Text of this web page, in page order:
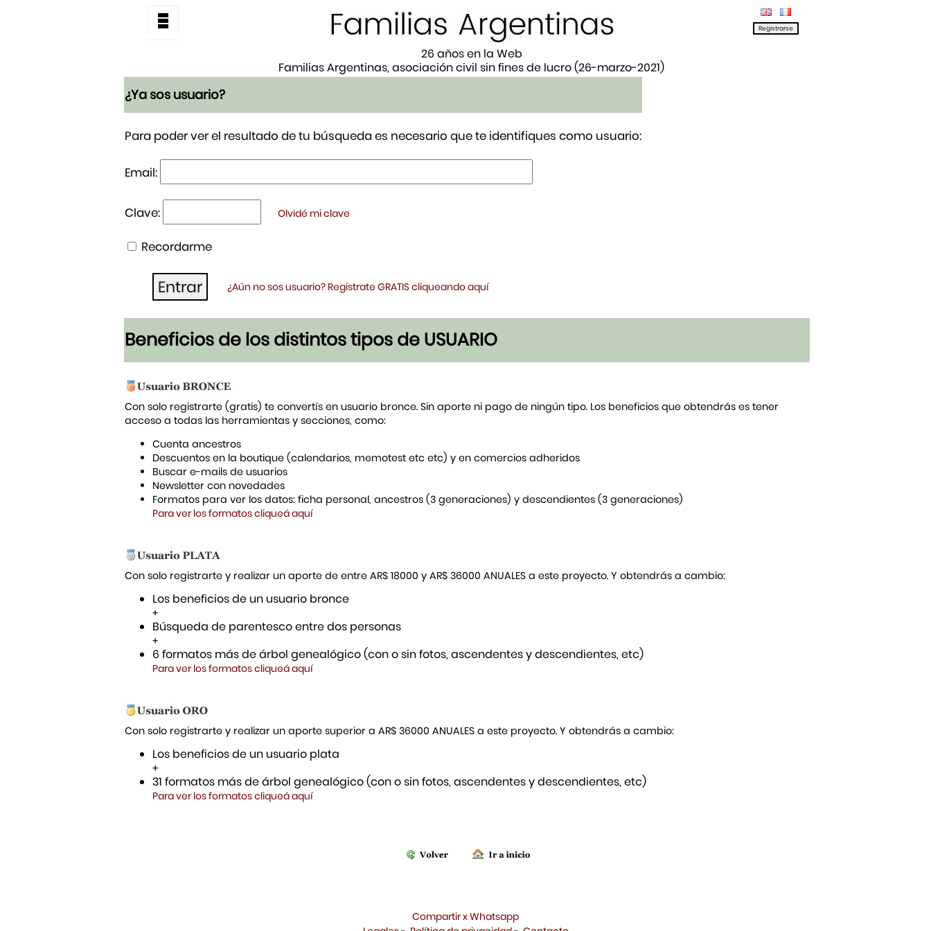
26 años en la Web
Familias Argentinas, asociación civil sin fines de lucro (26-marzo-2021)
¿Ya sos usuario?
Para poder ver el resultado de tu búsqueda es necesario que te identifiques como usuario:
Email:
Clave: Olvidé mi clave
Recordarme
¿Aún no sos usuario? Registrate GRATIS cliqueando aquí
Beneficios de los distintos tipos de USUARIO
Con solo registrarte (gratis) te convertís en usuario bronce. Sin aporte ni pago de ningún tipo. Los beneficios que obtendrás es tener
acceso a todas las herramientas y secciones, como:
Cuenta ancestros
Descuentos en la boutique (calendarios, memotest etc etc) y en comercios adheridos
Buscar e-mails de usuarios
Newsletter con novedades
Formatos para ver los datos: ficha personal, ancestros (3 generaciones) y descendientes (3 generaciones)
Para ver los formatos cliqueá aquí
Con solo registrarte y realizar un aporte de entre AR$ 18000 y AR$ 36000 ANUALES a este proyecto. Y obtendrás a cambio:
Los beneficios de un usuario bronce
+
Búsqueda de parentesco entre dos personas
+
6 formatos más de árbol genealógico (con o sin fotos, ascendentes y descendientes, etc)
Para ver los formatos cliqueá aquí
Con solo registrarte y realizar un aporte superior a AR$ 36000 ANUALES a este proyecto. Y obtendrás a cambio:
Los beneficios de un usuario plata
+
31 formatos más de árbol genealógico (con o sin fotos, ascendentes y descendientes, etc)
Para ver los formatos cliqueá aquí
Compartir x Whatsapp